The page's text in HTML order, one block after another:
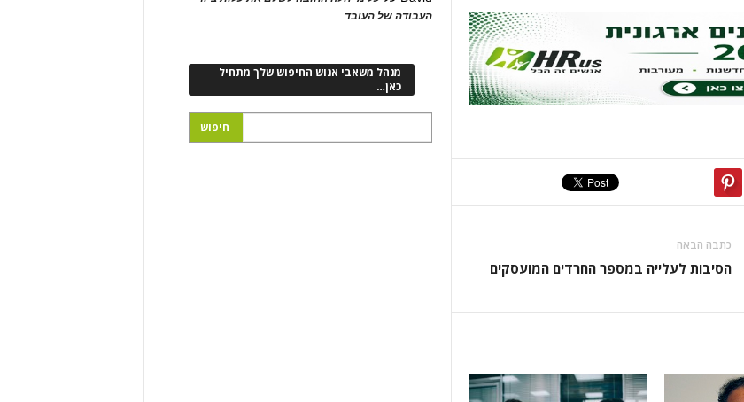
כתבה הבאה
הסיבות לעלייה במספר החרדים המועסקים
העבודה של העובד
מנהל משאבי אנוש החיפוש שלך מתחיל
כאן…